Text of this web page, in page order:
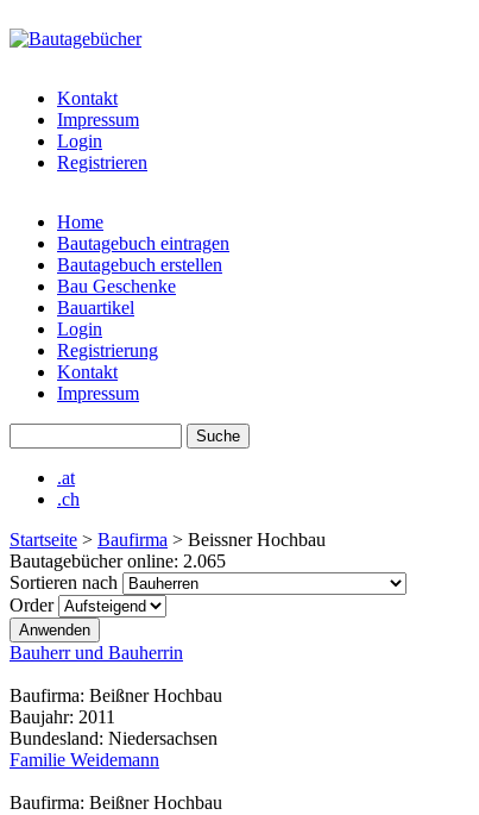
bautagebuch-
liste.de
Kontakt
Impressum
Login
Registrieren
Hauptmenü
Home
Bautagebuch eintragen
Bautagebuch erstellen
Bau Geschenke
Bauartikel
Login
Registrierung
Kontakt
Impressum
.at
.ch
Startseite > Baufirma > Beissner Hochbau
Bautagebücher online: 2.065
Sortieren nach
Order
Bauherr und Bauherrin
Baufirma: Beißner Hochbau
Baujahr: 2011
Bundesland: Niedersachsen
Familie Weidemann
Baufirma: Beißner Hochbau